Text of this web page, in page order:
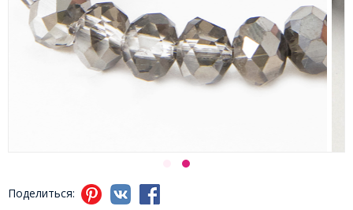
Поделиться: